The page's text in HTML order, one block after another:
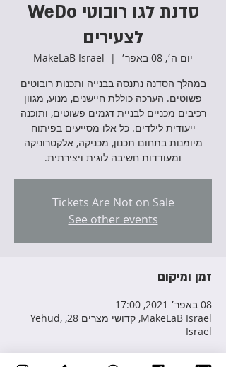
סדנת לגו רובוטי WeDo
לצעירים
יום ה׳, 08 באפר׳
  |
MakeLaB Israel
במהלך הסדנה נתנסה בבנייה ותכנות רובוטים
פשוטים. הערכה כוללת חיישנים, מנוע, מגוון
רכיבים מכניים לבניית דגמים פשוטים, ותוכנה
ייעודית לילדים. כל אלו מסייעים בפיתוח
מיומנות בתחום תכנון, מכניקה, אלקטרוניקה
ומעודדות חשיבה לוגית ויצירתית.
Tickets Are Not on Sale
See other events
זמן ומיקום
08 באפר׳ 2021, 17:00
MakeLaB Israel, קדושי מצרים 28, Yehud,
Israel